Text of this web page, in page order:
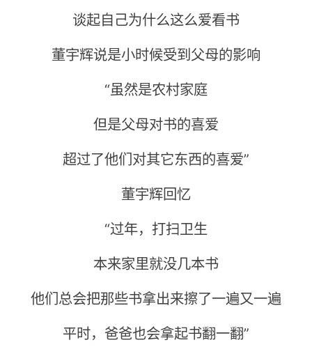
谈起自己为什么这么爱看书
董宇辉说是小时候受到父母的影响
“虽然是农村家庭
但是父母对书的喜爱
超过了他们对其它东西的喜爱”
董宇辉回忆
“过年，打扫卫生
本来家里就没几本书
他们总会把那些书拿出来擦了一遍又一遍
平时，爸爸也会拿起书翻一翻”